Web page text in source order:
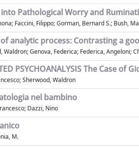
Pathological Worry and
Faccini, Filippo; Gorman, Bernard S.; Bush,
analytic process: Contrasting a
Waldron; Genova, Federica; Federica, Angeloni;
PSYCHOANALYSIS The Case of
Sherwood, Waldron
nel bambino
Dazzi, Nino
M.